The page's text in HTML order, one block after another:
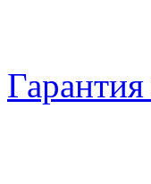
Гарантия